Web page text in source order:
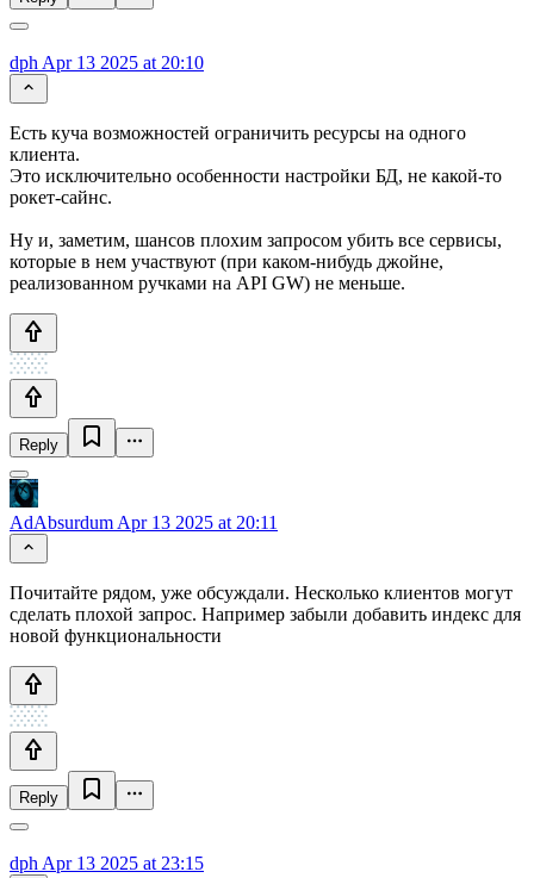
dph Apr 13 2025 at 20:10
Есть куча возможностей ограничить ресурсы на одного
клиента.
Это исключительно особенности настройки БД, не какой-то
рокет-сайнс.
Ну и, заметим, шансов плохим запросом убить все сервисы,
которые в нем участвуют (при каком-нибудь джойне,
реализованном ручками на API GW) не меньше.
Reply
AdAbsurdum Apr 13 2025 at 20:11
Почитайте рядом, уже обсуждали. Несколько клиентов могут
сделать плохой запрос. Например забыли добавить индекс для
новой функциональности
Reply
dph Apr 13 2025 at 23:15